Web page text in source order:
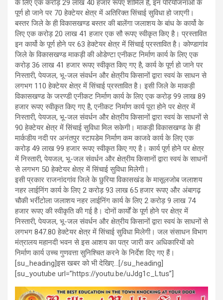
k
p
के लिए एक करोड़ 29 लाख 40 हजार रूपए शामिल हैं, इन परियोजनाओ के
पूर्ण हो जाने पर 70 हेक्टेयर क्षेत्र में अतिरिक्त सिंचाई सुविधा हो जाएगी।
बस्तर जिले के ही विकासखण्ड बस्तर की बालेंगा जलाशय के बांध के कार्यो के
लिए एक करोड़ 20 लाख 41 हजार एक सौ रूपए स्वीकृत किए है। प्रस्तावित
इन कार्यो के पूर्ण होने पर 63 हेक्टेयर क्षेत्र में सिंचाई प्रस्तावित है। कोण्डागांव
जिले के विकासखण्ड माकड़ी की ओडेण्टा एनीकट निर्माण कार्य के लिए एक
करोड़ 36 लाख 41 हजार रूपए स्वीकृत किए गए है, कार्य के पूर्ण हो जाने पर
निस्तारी, पेयजल, भू-जल संवर्धन और क्षेत्रीय किसानों द्वारा स्वयं के साधन से
लगभग 110 हेक्टेयर क्षेत्र में सिंचाई प्रस्तावित है। इसी जिले के माकड़ी
विकासखण्ड के जरण्डी एनीकट निर्माण कार्य के लिए एक करोड़ 99 लाख 89
हजार रूपए स्वीकृत किए गए है, एनीकट निर्माण कार्य पूरा होने पर क्षेत्र में
निस्तारी, पेयजल, भू-जल संवर्धन और क्षेत्रीय किसानों द्वारा स्वयं के साधनों से
90 हेक्टेयर क्षेत्र में सिंचाई सुविधा मिल सकेगी। माकड़ी विकासखण्ड के ही
मार्कडीय नदी पर अनंतपुर स्टापडेम निर्माण कम काजवे कार्य के लिए एक
करोड़ 49 लाख 99 हजार रूपए स्वीकृत किए गए है। कार्य पूर्ण होने पर क्षेत्र
में निस्तारी, पेयजल, भू-जल संवर्धन और क्षेत्रीय किसानों द्वारा स्वयं के साधनों
से लगभग 50 हेक्टेयर क्षेत्र में सिंचाई सुविधा मिलेगी।
इसी प्रकार राजनांदगांव जिले के छुरिया विकासखंड के मासूलजोब जलाशय
नहर लाईनिंग कार्य के लिए 2 करोड़ 93 लाख 65 हजार रूपए और अंबागढ़
चौकी भर्रीटोला जलाशय नहर लाईनिंग कार्य के लिए 2 करोड़ 9 लाख 74
हजार रूपए की स्वीकृति की गई है। दोनों कार्यों के पूर्ण होने पर क्षेत्र में
निस्तारी, पेयजल, भू-जल संवर्धन और क्षेत्रीय किसानों द्वारा स्वयं के साधनों से
लगभग 847.80 हेक्टेयर क्षेत्र में सिंचाई सुविधा मिलेगी। जल संसाधन विभाग
मंत्रालय महानदी भवन से इस आशय का पत्र जारी कर अधिकारियों को
निर्माण कार्य उच्च गुणवत्ता सुनिश्चित करने के निर्देश दिए गए हैं।
[su_heading]इस खबर को भी देखिए…[/su_heading]
[su_youtube url=”https://youtu.be/uJdg1c_Ltus”]